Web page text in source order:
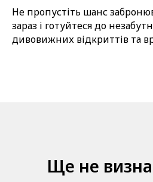
Не пропустіть шанс
зараз і готуйтеся до
дивовижних відкриттів та
Ще не